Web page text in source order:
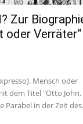
Zur
oder Verräter“
Mensch oder
dem Titel "Otto John,
Parabel in der Zeit